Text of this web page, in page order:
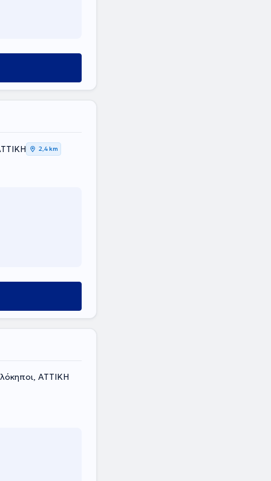
2,4 km
ΑΤΤΙΚΗ